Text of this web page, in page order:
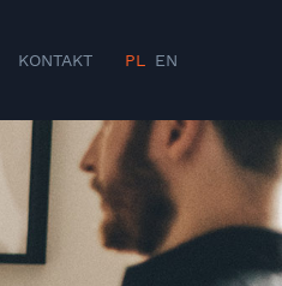
KONTAKT PL EN